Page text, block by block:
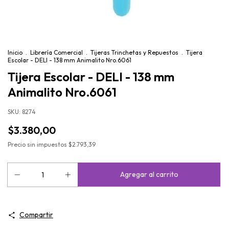
Inicio . Librería Comercial . Tijeras Trinchetas y Repuestos . Tijera
Escolar - DELI - 138 mm Animalito Nro.6061
Tijera Escolar - DELI - 138 mm
Animalito Nro.6061
SKU: 8274
$3.380,00
Precio sin impuestos $2.793,39
Compartir